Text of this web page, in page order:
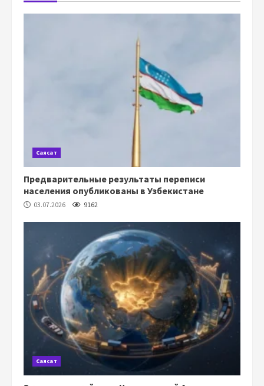
Саясат
Предварительные результаты переписи
населения опубликованы в Узбекистане
03.07.2026 9162
Саясат